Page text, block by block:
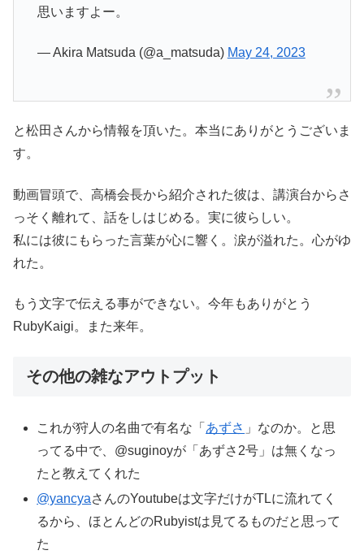
思いますよー。
— Akira Matsuda (@a_matsuda) May 24, 2023
と松田さんから情報を頂いた。本当にありがとうございま
す。
動画冒頭で、高橋会長から紹介された彼は、講演台からさ
っそく離れて、話をしはじめる。実に彼らしい。
私には彼にもらった言葉が心に響く。涙が溢れた。心がゆ
れた。
もう文字で伝える事ができない。今年もありがとう
RubyKaigi。また来年。
その他の雑なアウトプット
これが狩人の名曲で有名な「 あずさ 」なのか。と思
ってる中で、@suginoyが「あずさ2号」は無くなっ
たと教えてくれた
@yancyaさんのYoutubeは文字だけがTLに流れてく
るから、ほとんどのRubyistは見てるものだと思って
た